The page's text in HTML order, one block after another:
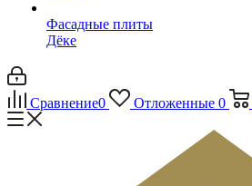
Фасадные плиты
Дёке
Сравнение0 Отложенные 0